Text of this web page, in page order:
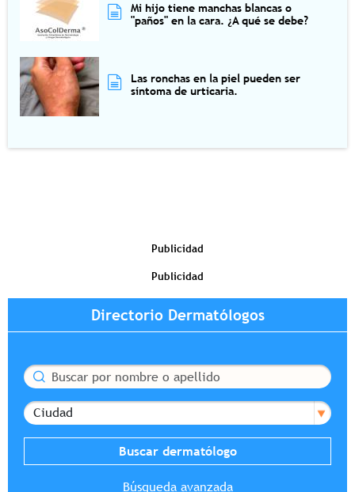
Mi hijo tiene manchas blancas o
"paños" en la cara. ¿A qué se debe?
Las ronchas en la piel pueden ser
síntoma de urticaria.
Publicidad
Publicidad
Directorio Dermatólogos
Buscar
Ciudad
Búsqueda avanzada